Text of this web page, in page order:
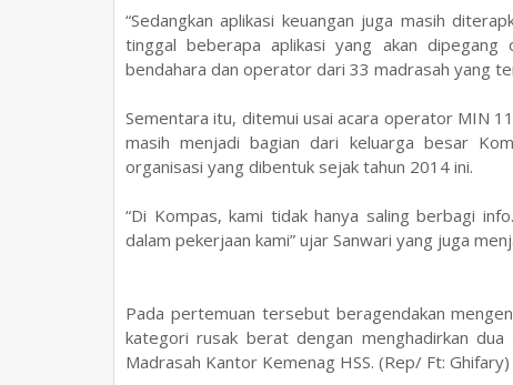
“Sedangkan aplikasi keuangan juga masih
tinggal beberapa aplikasi yang akan
bendahara dan operator dari 33 madrasah yang
Sementara itu, ditemui usai acara operator MIN
masih menjadi bagian dari keluarga besar
organisasi yang dibentuk sejak tahun 2014 ini.
“Di Kompas, kami tidak hanya saling berbagi
dalam pekerjaan kami” ujar Sanwari yang juga
Pada pertemuan tersebut beragendakan
kategori rusak berat dengan menghadirkandua
Madrasah Kantor Kemenag HSS. (Rep/ Ft: Ghifary)